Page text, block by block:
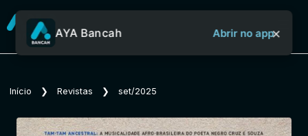
Sobre o Aya Bancah
AYA Bancah Abrir no app×
Início ❯ Revistas ❯ set/2025